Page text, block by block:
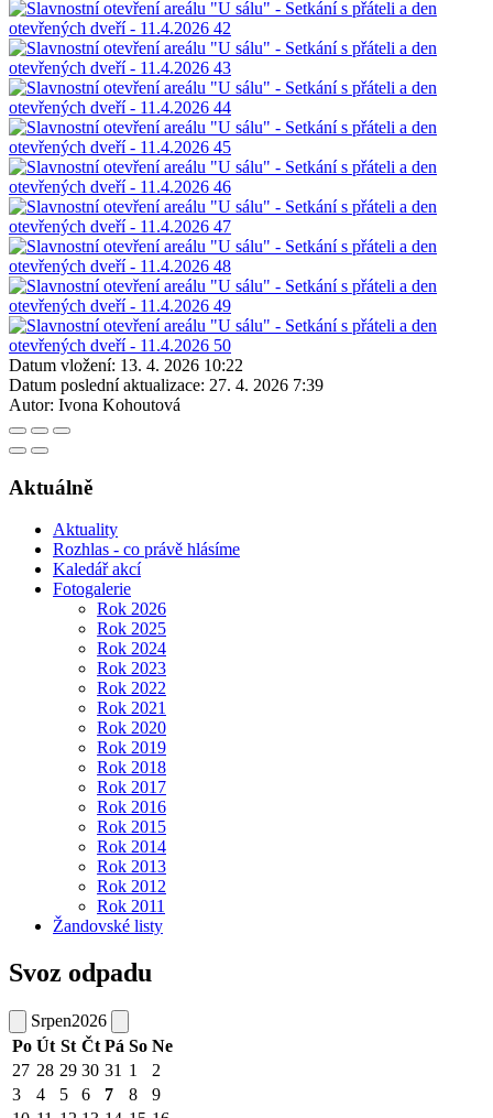
Datum vložení: 13. 4. 2026 10:22
Datum poslední aktualizace: 27. 4. 2026 7:39
Autor: Ivona Kohoutová
Aktuálně
Aktuality
Rozhlas - co právě hlásíme
Kaledář akcí
Fotogalerie
Rok 2026
Rok 2025
Rok 2024
Rok 2023
Rok 2022
Rok 2021
Rok 2020
Rok 2019
Rok 2018
Rok 2017
Rok 2016
Rok 2015
Rok 2014
Rok 2013
Rok 2012
Rok 2011
Žandovské listy
Svoz odpadu
Srpen2026
Po Út St Čt Pá So Ne
27 28 29 30 31 1
2
3
4 5 6 7 8
9